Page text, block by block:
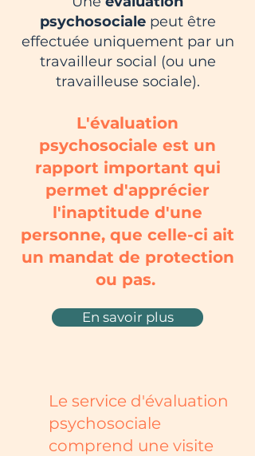
psychosocialepeut être
effectuée uniquement par un
travailleur social (ou une
travailleuse sociale).
L'évaluation
psychosociale est un
rapport important qui
permet d'apprécier
l'inaptitude d'une
personne, que celle-ci ait
un mandat de protection
ou pas.
En savoir plus
Le service d'évaluation
psychosociale
comprend une visite